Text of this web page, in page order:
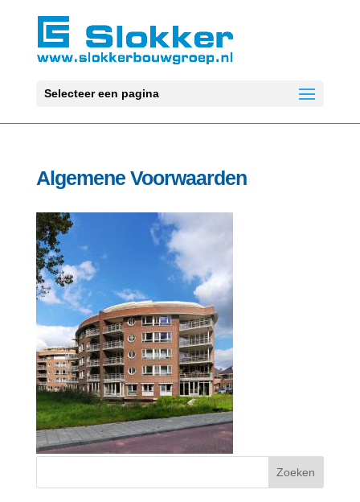
Selecteer een pagina
Algemene Voorwaarden